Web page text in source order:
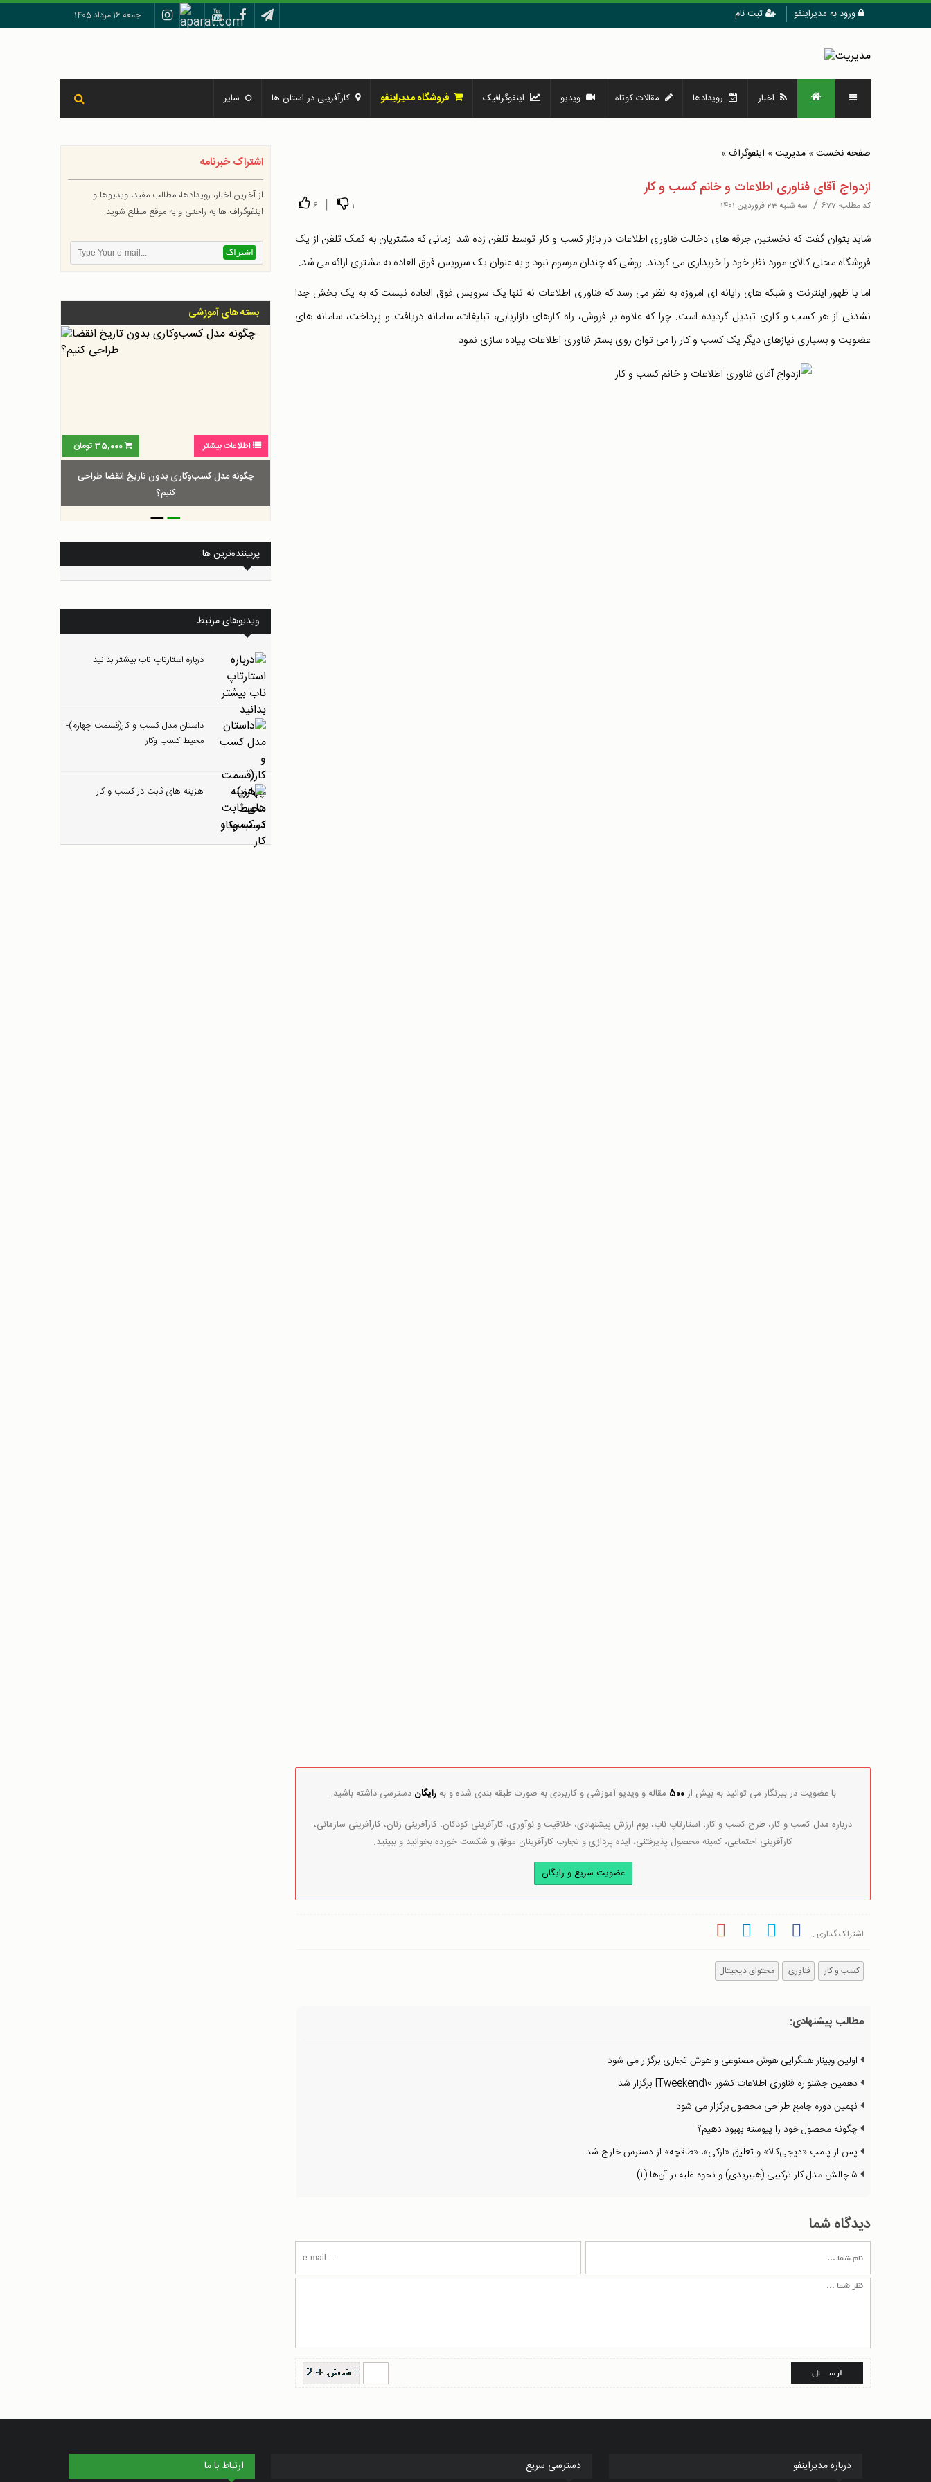
ورود به مدیراینفو ثبت نام جمعه 16 مرداد 1405
اخبار رویدادها مقالات کوتاه ویدیو اینفوگرافیک فروشگاه مدیراینفو کارآفرینی در استان ها سایر
صفحه نخست» مدیریت» اینفوگراف»
1
|
6
ازدواج آقای فناوری اطلاعات و خانم کسب و کار
کد مطلب: 677
/ سه شنبه 23 فروردین 1401
شاید بتوان گفت که نخستین جرقه های دخالت فناوری اطلاعات در بازار کسب و کار توسط تلفن زده شد. زمانی که مشتریان به کمک تلفن از یک
فروشگاه محلی کالای مورد نظر خود را خریداری می کردند. روشی که چندان مرسوم نبود و به عنوان یک سرویس فوق العاده به مشتری ارائه می شد.
اما با ظهور اینترنت و شبکه های رایانه ای امروزه به نظر می رسد که فناوری اطلاعات نه تنها یک سرویس فوق العاده نیست که به یک بخش جدا
نشدنی از هر کسب و کاری تبدیل گردیده است. چرا که علاوه بر فروش، راه کارهای بازاریابی، تبلیغات، سامانه دریافت و پرداخت، سامانه های
عضویت و بسیاری نیازهای دیگر یک کسب و کار را می توان روی بستر فناوری اطلاعات پیاده سازی نمود.
با عضویت در بیزنگار می توانید به بیش از500 مقاله و ویدیو آموزشی و کاربردی به صورت طبقه بندی شده و بهرایگان دسترسی داشته باشید.
درباره مدل کسب و کار، طرح کسب و کار، استارتاپ ناب، بوم ارزش پیشنهادی، خلاقیت و نوآوری، کارآفرینی کودکان، کارآفرینی زنان، کارآفرینی سازمانی،
کارآفرینی اجتماعی، کمینه محصول پذیرفتنی، ایده پردازی و تجارب کارآفرینان موفق و شکست خورده بخوانید و ببینید.
عضویت سریع و رایگان
اشتراک گذاری :
کسب و کار فناوری محتوای دیجیتال
مطالب پیشنهادی:
اولین وبینار همگرایی هوش مصنوعی و هوش تجاری برگزار می شود
دهمین جشنواره فناوری اطلاعات کشور ITweekend10 برگزار شد
نهمین دوره جامع طراحی محصول برگزار می شود
چگونه محصول خود را پیوسته بهبود دهیم؟
پس از پلمب «دیجی‌کالا» و تعلیق «ازکی»، «طاقچه» از دسترس خارج شد
۵ چالش مدل کار ترکیبی (هیبریدی) و نحوه غلبه بر آن‌ها (۱)
دیدگاه شما
اشتراک خبرنامه
از آخرین اخبار، رویدادها، مطالب مفید، ویدیوها و
اینفوگراف ها به راحتی و به موقع مطلع شوید.
بسته های آموزشی
اطلاعات بیشتر 35,000تومان
چگونه مدل کسب‌و‌کاری بدون تاریخ انقضا طراحی
کنیم؟
__
پربیننده‌ترین ها
ویدیوهای مرتبط
درباره استارتاپ ناب بیشتر بدانید
داستان مدل کسب و کار(قسمت چهارم)-
محیط کسب وکار
هزینه های ثابت در کسب و کار
درباره مدیراینفو دسترسی سریع ارتباط با ما